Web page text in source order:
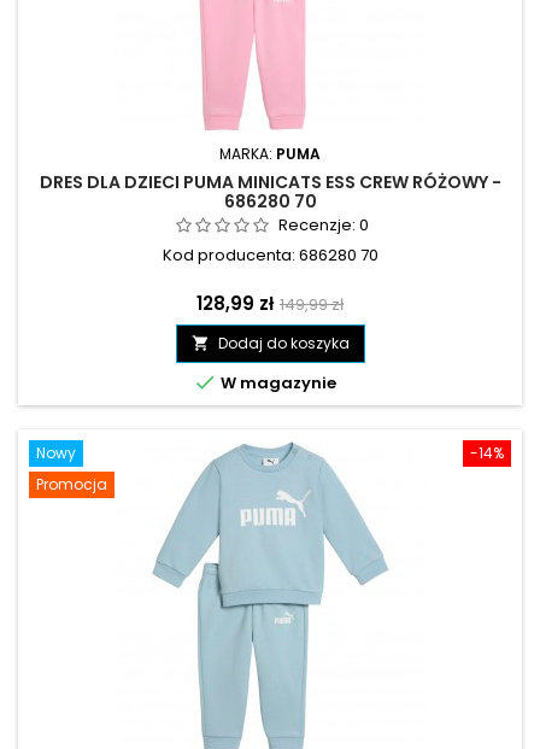
MARKA: PUMA
DRES DLA DZIECI PUMA MINICATS ESS CREW RÓŻOWY -
686280 70
Recenzje: 0
Kod producenta: 686280 70
Cena
128,99 zł Cena
podstawowa
149,99 zł
 Dodaj do koszyka
 W magazynie
-14%
Nowy
Promocja